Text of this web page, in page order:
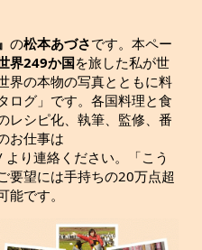
の松本あづさです。本ペー
界249か国を旅した私が世
界の本物の写真とともに料
ログ」です。各国料理と食
レシピ化、執筆、監修、番
お仕事は
り連絡ください。「こう
要望には手持ちの20万点超
です。